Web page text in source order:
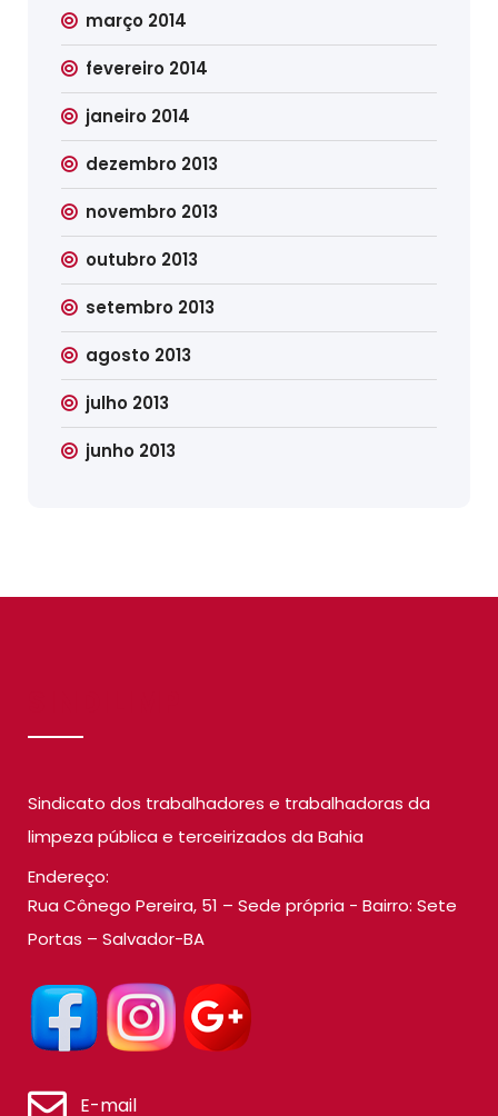
março 2014
fevereiro 2014
janeiro 2014
dezembro 2013
novembro 2013
outubro 2013
setembro 2013
agosto 2013
julho 2013
junho 2013
Sindicato dos trabalhadores e trabalhadoras da
limpeza pública e terceirizados da Bahia
Endereço:
Rua Cônego Pereira, 51 – Sede própria - Bairro: Sete
Portas – Salvador-BA
E-mail